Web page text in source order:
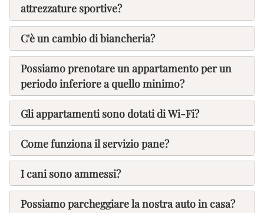
attrezzature sportive?
C'è un cambio di biancheria?
Possiamo prenotare un appartamento per un
periodo inferiore a quello minimo?
Gli appartamenti sono dotati di Wi-Fi?
Come funziona il servizio pane?
I cani sono ammessi?
Possiamo parcheggiare la nostra auto in casa?